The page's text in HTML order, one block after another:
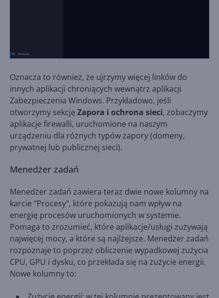
Oznacza to również, że ujrzymy więcej linków do
innych aplikacji chroniących wewnątrz aplikacji
Zabezpieczenia Windows. Przykładowo, jeśli
otworzymy sekcję Zapora i ochrona sieci, zobaczymy
aplikacje firewalli, uruchomione na naszym
urządzeniu dla różnych typów zapory (domeny,
prywatnej lub publicznej sieci).
Menedżer zadań
Menedżer zadań zawiera teraz dwie nowe kolumny na
karcie "Procesy", które pokazują nam wpływ na
energię procesów uruchomionych w systemie.
Pomaga to zrozumieć, które aplikacje/usługi zużywają
najwięcej mocy, a które są najlżejsze. Menedżer zadań
rozpoznaje to poprzez obliczenie wypadkowej zużycia
CPU, GPU i dysku, co przekłada się na zużycie energii.
Nowe kolumny to: